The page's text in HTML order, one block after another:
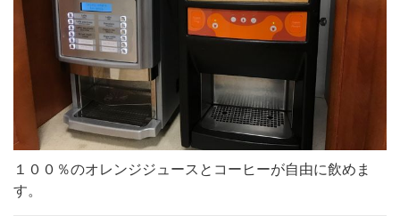
１００％のオレンジジュースとコーヒーが自由に飲めま
す。